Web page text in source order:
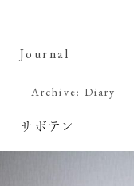
Journal
Archive: Diary
サボテン